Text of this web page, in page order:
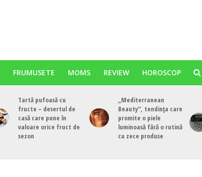
FRUMUSETE MOMS REVIEW HOROSCOP
Tartă pufoasă cu
fructe – desertul de
casă care pune în
valoare orice fruct de
sezon
„Mediterranean
Beauty”, tendința care
promite o piele
luminoasă fără o rutină
cu zece produse